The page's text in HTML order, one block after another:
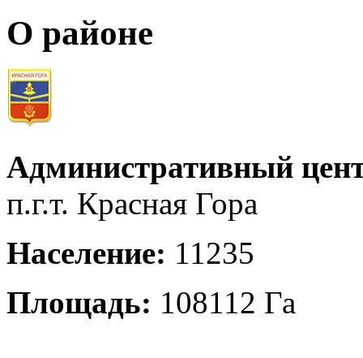
О районе
Административный
п.г.т. Красная Гора
Население: 11235
Площадь: 108112 Га